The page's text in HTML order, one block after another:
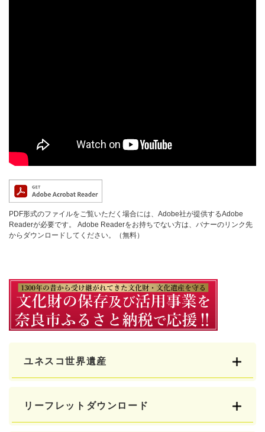
PDF形式のファイルをご覧いただく場合には、Adobe社が提供するAdobe
Readerが必要です。
Adobe Readerをお持ちでない方は、バナーのリンク先
からダウンロードしてください。（無料）
ユネスコ世界遺産
リーフレットダウンロード